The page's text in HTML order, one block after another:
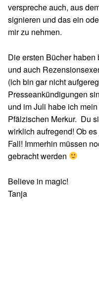
verspreche auch, aus
signieren und das ein
mir zu nehmen.
Die ersten Bücher
und auch
(ich bin gar nicht
Presseankündigungen
und im Juli habe ich
Pfälzischen Merkur. Du
wirklich aufregend! Ob
Fall! Immerhin müssen
gebracht werden
Believe in magic!
Tanja